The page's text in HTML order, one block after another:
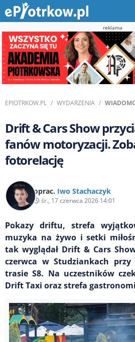
reklama
EPIOTRKOW.PL WYDARZENIA
Drift & Cars Show
fanów motoryzacji.
fotorelację
oprac. Iwo Stachaczyk
śr., 17 czerwca 2026 14:01
Pokazy driftu, strefa
muzyka na żywo i setki
tak wyglądał Drift & Cars
czerwca w Studziankach przy
trasie S8. Na uczestników
Drift Taxi oraz strefa